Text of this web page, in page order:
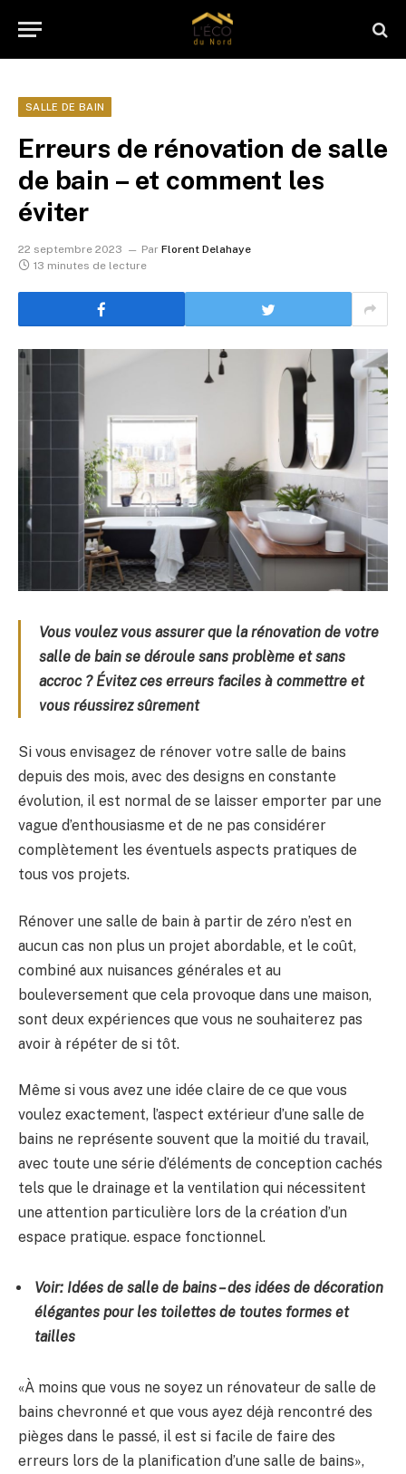
SALLE DE BAIN
Erreurs de rénovation de salle
de bain – et comment les
éviter
22 septembre 2023 Par Florent Delahaye
13 minutes de lecture
Vous voulez vous assurer que la rénovation de votre
salle de bain se déroule sans problème et sans
accroc ? Évitez ces erreurs faciles à commettre et
vous réussirez sûrement
Si vous envisagez de rénover votre salle de bains
depuis des mois, avec des designs en constante
évolution, il est normal de se laisser emporter par une
vague d’enthousiasme et de ne pas considérer
complètement les éventuels aspects pratiques de
tous vos projets.
Rénover une salle de bain à partir de zéro n’est en
aucun cas non plus un projet abordable, et le coût,
combiné aux nuisances générales et au
bouleversement que cela provoque dans une maison,
sont deux expériences que vous ne souhaiterez pas
avoir à répéter de si tôt.
Même si vous avez une idée claire de ce que vous
voulez exactement, l’aspect extérieur d’une salle de
bains ne représente souvent que la moitié du travail,
avec toute une série d’éléments de conception cachés
tels que le drainage et la ventilation qui nécessitent
une attention particulière lors de la création d’un
espace pratique. espace fonctionnel.
Voir: Idées de salle de bains– des idées de décoration
élégantes pour les toilettes de toutes formes et
tailles
«À moins que vous ne soyez un rénovateur de salle de
bains chevronné et que vous ayez déjà rencontré des
pièges dans le passé, il est si facile de faire des
erreurs lors de la planification d’une salle de bains»,